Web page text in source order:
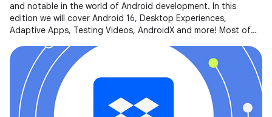
and notable in the world of Android development. In this
edition we will cover Android 16, Desktop Experiences,
Adaptive Apps, Testing Videos, AndroidX and more! Most of